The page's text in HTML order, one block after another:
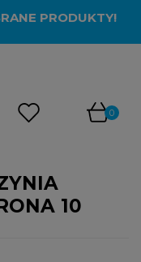
PRODUKTY!
10